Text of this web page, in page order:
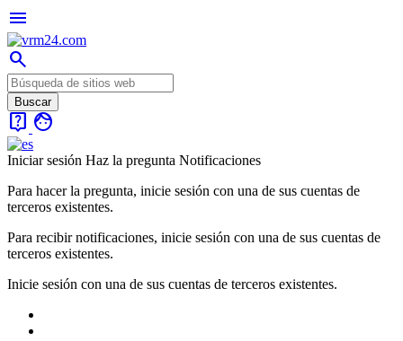
menu
search
live_help face
Iniciar sesión Haz la pregunta Notificaciones
Para hacer la pregunta, inicie sesión con una de sus cuentas de
terceros existentes.
Para recibir notificaciones, inicie sesión con una de sus cuentas de
terceros existentes.
Inicie sesión con una de sus cuentas de terceros existentes.